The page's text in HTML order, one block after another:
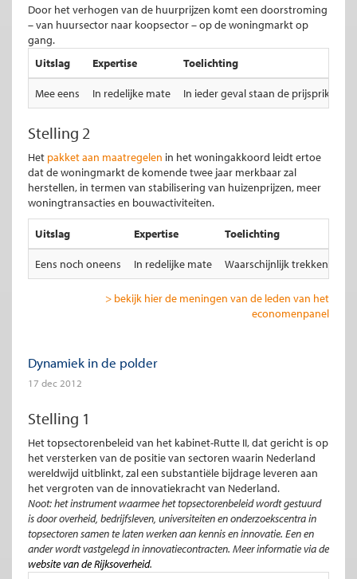
Door het verhogen van de huurprijzen komt een doorstroming
– van huursector naar koopsector – op de woningmarkt op
gang.
Uitslag
Expertise Toelichting
Mee eens In redelijke mate In ieder geval staan de
Stelling 2
Het pakket aan maatregelen in het woningakkoord leidt ertoe
dat de woningmarkt de komende twee jaar merkbaar zal
herstellen, in termen van stabilisering van huizenprijzen, meer
woningtransacties en bouwactiviteiten.
Uitslag Expertise Toelichting
Eens noch oneens In redelijke mate Waarschijnlijk trekken de
> bekijk hier de meningen van de leden van het
economenpanel
Dynamiek in de polder
17 dec 2012
Stelling 1
Het topsectorenbeleid van het kabinet-Rutte II, dat gericht is op
het versterken van de positie van sectoren waarin Nederland
wereldwijd uitblinkt, zal een substantiële bijdrage leveren aan
het vergroten van de innovatiekracht van Nederland.
Noot: het instrument waarmee het topsectorenbeleid wordt gestuurd
is door overheid, bedrijfsleven, universiteiten en onderzoekscentra in
topsectoren samen te laten werken aan kennis en innovatie. Een en
ander wordt vastgelegd in innovatiecontracten. Meer informatie via de
website van de Rijksoverheid.